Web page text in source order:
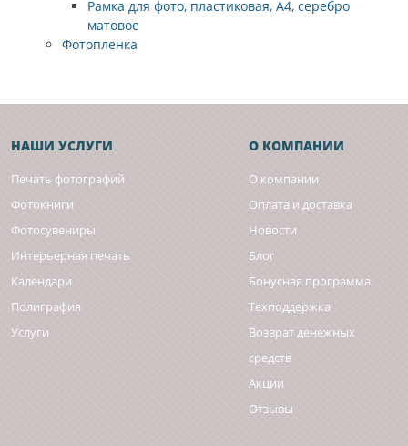
Рамка для фото, пластиковая, А4, серебро
матовое
Фотопленка
НАШИ УСЛУГИ
Печать фотографий
Фотокниги
Фотосувениры
Интерьерная печать
Календари
Полиграфия
Услуги
О КОМПАНИИ
О компании
Оплата и доставка
Новости
Блог
Бонусная программа
Техподдержка
Возврат денежных
средств
Акции
Отзывы